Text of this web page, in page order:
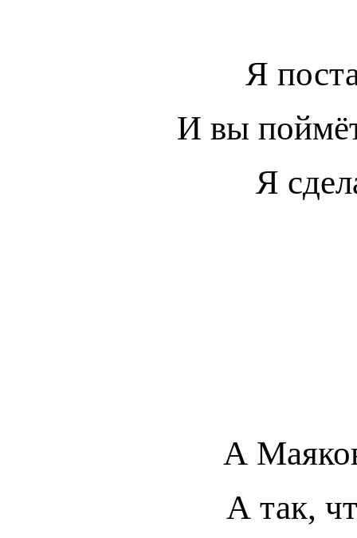
Я
И вы
Я
А
А так,